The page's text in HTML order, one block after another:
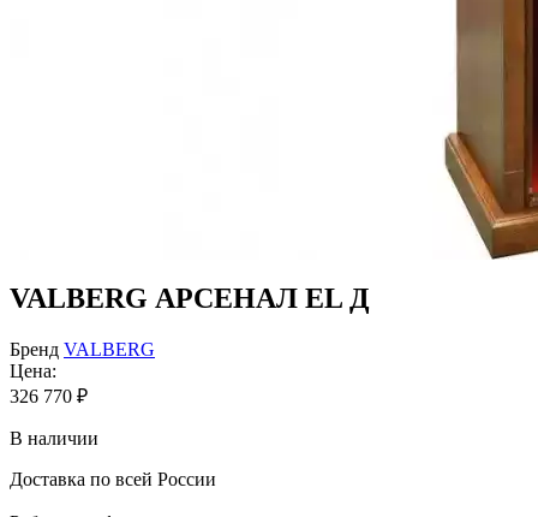
VALBERG АРСЕНАЛ EL Д
Бренд VALBERG
Цена:
326 770 ₽
В наличии
Доставка по всей России